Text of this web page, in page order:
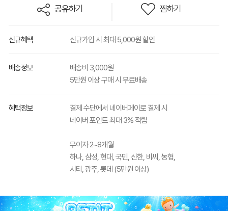
공유하기 찜하기
신규혜택 신규가입 시 최대 5,000원 할인
배송정보
배송비 3,000원
5만원 이상 구매 시 무료배송
혜택정보
결제 수단에서 네이버페이로 결제 시
네이버 포인트 최대 3% 적립
무이자 2~8개월
하나, 삼성, 현대, 국민, 신한, 비씨, 농협,
시티, 광주, 롯데 (5만원 이상)